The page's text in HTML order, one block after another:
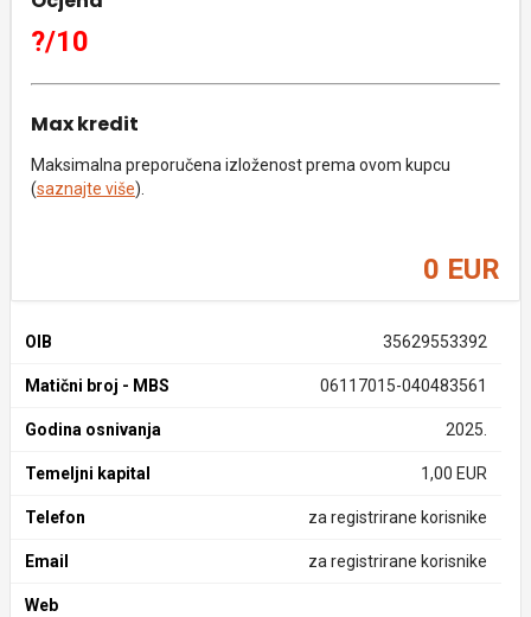
?/10
Max kredit
Maksimalna preporučena izloženost prema ovom kupcu
(saznajte više).
0 EUR
OIB 35629553392
Matični broj - MBS 06117015-040483561
Godina osnivanja 2025.
Temeljni kapital 1,00 EUR
Telefon za registrirane korisnike
Email za registrirane korisnike
Web